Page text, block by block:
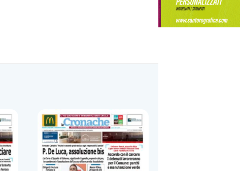
in una struttura da 370 posti